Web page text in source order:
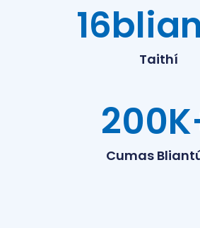
Taithí
16
Cumas
200